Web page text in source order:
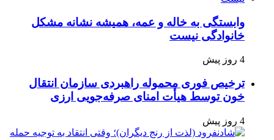
وابستگی به خاله و عمه، همیشه نشانه مشکل
خانوادگی نیست
4 روز پیش
ترخیص فوری محموله راهبردی سازمان انتقال
خون توسط هیأت امنای صرفه‌جویی ارزی
4 روز پیش